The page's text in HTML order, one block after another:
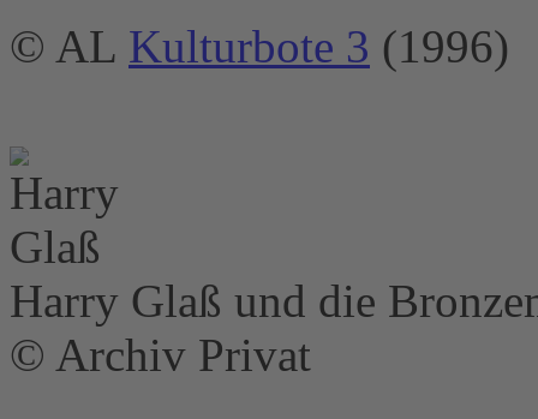
© AL Kulturbote 3 (1996)
Harry Glaß und die
© Archiv Privat